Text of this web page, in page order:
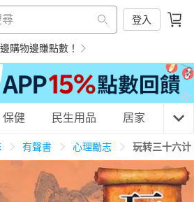
登入
購物邊賺點數！
糕 養生保健 民生用品
保健 民生用品 居家 3C
有聲書 心理勵志 玩转三十六计